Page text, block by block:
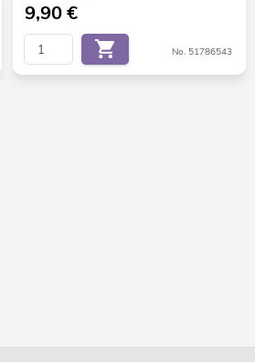
9,90€
No. 51786543